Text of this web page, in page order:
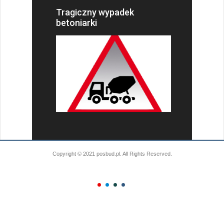
Tragiczny wypadek
betoniarki
Copyright © 2021 posbud.pl. All Rights Reserved.